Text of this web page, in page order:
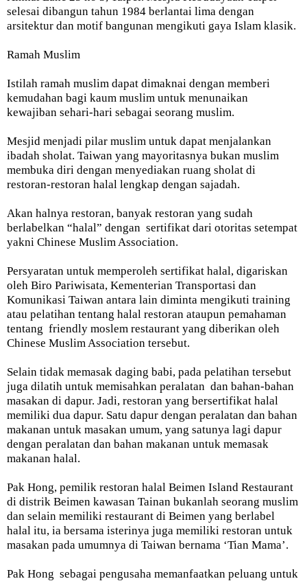
selesai dibangun tahun 1984 berlantai lima dengan
arsitektur dan motif bangunan mengikuti gaya Islam klasik.
Ramah Muslim
Istilah ramah muslim dapat dimaknai dengan memberi
kemudahan bagi kaum muslim untuk menunaikan
kewajiban sehari-hari sebagai seorang muslim.
Mesjid menjadi pilar muslim untuk dapat menjalankan
ibadah sholat. Taiwan yang mayoritasnya bukan muslim
membuka diri dengan menyediakan ruang sholat di
restoran-restoran halal lengkap dengan sajadah.
Akan halnya restoran, banyak restoran yang sudah
berlabelkan “halal” dengan sertifikat dari otoritas setempat
yakni Chinese Muslim Association.
Persyaratan untuk memperoleh sertifikat halal, digariskan
oleh Biro Pariwisata, Kementerian Transportasi dan
Komunikasi Taiwan antara lain diminta mengikuti training
atau pelatihan tentang halal restoran ataupun pemahaman
tentang friendly moslem restaurant yang diberikan oleh
Chinese Muslim Association tersebut.
Selain tidak memasak daging babi, pada pelatihan tersebut
juga dilatih untuk memisahkan peralatan dan bahan-bahan
masakan di dapur. Jadi, restoran yang bersertifikat halal
memiliki dua dapur. Satu dapur dengan peralatan dan bahan
makanan untuk masakan umum, yang satunya lagi dapur
dengan peralatan dan bahan makanan untuk memasak
makanan halal.
Pak Hong, pemilik restoran halal Beimen Island Restaurant
di distrik Beimen kawasan Tainan bukanlah seorang muslim
dan selain memiliki restaurant di Beimen yang berlabel
halal itu, ia bersama isterinya juga memiliki restoran untuk
masakan pada umumnya di Taiwan bernama ‘Tian Mama’.
Pak Hong sebagai pengusaha memanfaatkan peluang untuk